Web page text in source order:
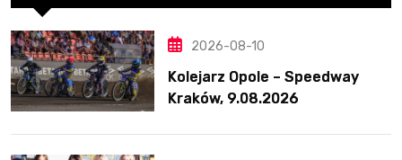
2026-08-10
Kolejarz Opole – Speedway
Kraków, 9.08.2026